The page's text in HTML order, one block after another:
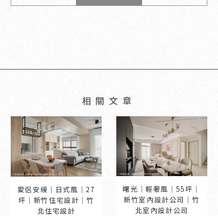
愛侶安縵│日式風│27
坪｜新竹住宅設計｜竹
北住宅設計
曙光│輕奢風│55坪｜
新竹室內設計公司｜竹
北室內設計公司